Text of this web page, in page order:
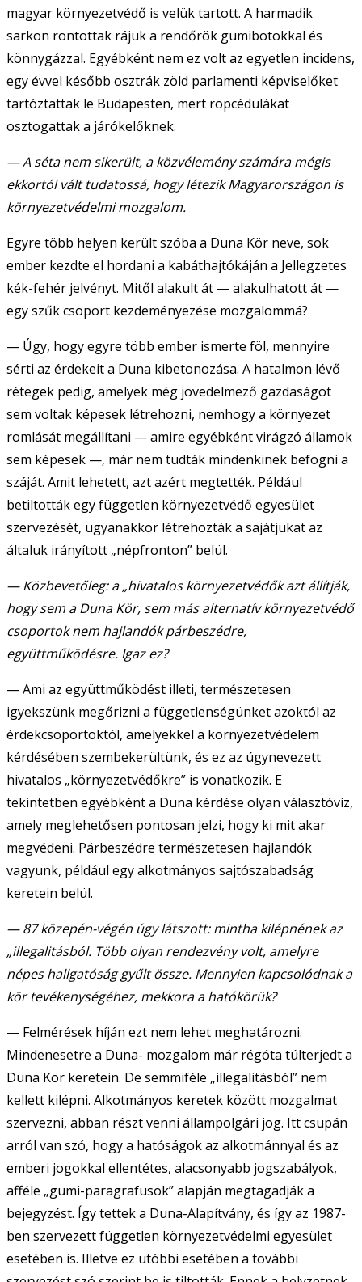
magyar környezetvédő is velük tartott. A harmadik
sarkon rontottak rájuk a rendőrök gumibotokkal és
könnygázzal. Egyébként nem ez volt az egyetlen incidens,
egy évvel később osztrák zöld parlamenti képviselőket
tartóztattak le Budapesten, mert röpcédulákat
osztogattak a járókelőknek.
— A séta nem sikerült, a közvélemény számára mégis
ekkortól vált tudatossá, hogy létezik Magyarországon is
környezetvédelmi mozgalom.
Egyre több helyen került szóba a Duna Kör neve, sok
ember kezdte el hordani a kabáthajtókáján a Jellegzetes
kék-fehér jelvényt. Mitől alakult át — alakulhatott át —
egy szűk csoport kezdeményezése mozgalommá?
— Úgy, hogy egyre több ember ismerte föl, mennyire
sérti az érdekeit a Duna kibetonozása. A hatalmon lévő
rétegek pedig, amelyek még jövedelmező gazdaságot
sem voltak képesek létrehozni, nemhogy a környezet
romlását megállítani — amire egyébként virágzó államok
sem képesek —‚ már nem tudták mindenkinek befogni a
száját. Amit lehetett, azt azért megtették. Például
betiltották egy független környezetvédő egyesület
szervezését, ugyanakkor létrehozták a sajátjukat az
általuk irányított „népfronton” belül.
— Közbevetőleg: a „hivatalos környezetvédők azt állítják,
hogy sem a Duna Kör, sem más alternatív környezetvédő
csoportok nem hajlandók párbeszédre,
együttműködésre. Igaz ez?
— Ami az együttműködést illeti, természetesen
igyekszünk megőrizni a függetlenségünket azoktól az
érdekcsoportoktól, amelyekkel a környezetvédelem
kérdésében szembekerültünk, és ez az úgynevezett
hivatalos „környezetvédőkre” is vonatkozik. E
tekintetben egyébként a Duna kérdése olyan választóvíz,
amely meglehetősen pontosan jelzi, hogy ki mit akar
megvédeni. Párbeszédre természetesen hajlandók
vagyunk, például egy alkotmányos sajtószabadság
keretein belül.
— 87 közepén-végén úgy látszott: mintha kilépnének az
„illegalitásból. Több olyan rendezvény volt, amelyre
népes hallgatóság gyűlt össze. Mennyien kapcsolódnak a
kör tevékenységéhez, mekkora a hatókörük?
— Felmérések híján ezt nem lehet meghatározni.
Mindenesetre a Duna- mozgalom már régóta túlterjedt a
Duna Kör keretein. De semmiféle „illegalitásból” nem
kellett kilépni. Alkotmányos keretek között mozgalmat
szervezni, abban részt venni állampolgári jog. Itt csupán
arról van szó, hogy a hatóságok az alkotmánnyal és az
emberi jogokkal ellentétes, alacsonyabb jogszabályok,
afféle „gumi-paragrafusok” alapján megtagadják a
bejegyzést. Így tettek a Duna-Alapítvány, és így az 1987-
ben szervezett független környezetvédelmi egyesület
esetében is. Illetve ez utóbbi esetében a további